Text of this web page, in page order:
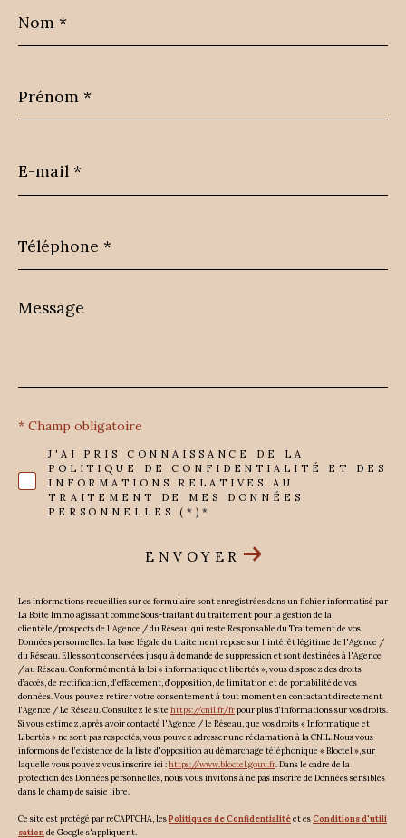
*
*
mail
*
*
Message
*
J'AI PRIS CONNAISSANCE DE LA
POLITIQUE DE CONFIDENTIALITÉ ET DES
INFORMATIONS RELATIVES AU
TRAITEMENT DE MES DONNÉES
PERSONNELLES (*)*
* Champ obligatoire
ENVOYER
Les informations recueillies sur ce formulaire sont enregistrées dans un fichier informatisé par
La Boite Immo agissant comme Sous-traitant du traitement pour la gestion de la
clientèle/prospects de l'Agence / du Réseau qui reste Responsable du Traitement de vos
Données personnelles. La base légale du traitement repose sur l'intérêt légitime de l'Agence /
du Réseau. Elles sont conservées jusqu'à demande de suppression et sont destinées à l'Agence
/ au Réseau. Conformément à la loi « informatique et libertés », vous disposez des droits
d’accès, de rectification, d’effacement, d’opposition, de limitation et de portabilité de vos
données. Vous pouvez retirer votre consentement à tout moment en contactant directement
l’Agence / Le Réseau. Consultez le site https://cnil.fr/frpour plus d’informations sur vos droits.
Si vous estimez, après avoir contacté l'Agence / le Réseau, que vos droits « Informatique et
Libertés » ne sont pas respectés, vous pouvez adresser une réclamation à la CNIL. Nous vous
informons de l’existence de la liste d'opposition au démarchage téléphonique « Bloctel », sur
laquelle vous pouvez vous inscrire ici :https://www.bloctel.gouv.fr . Dans le cadre de la
protection des Données personnelles, nous vous invitons à ne pas inscrire de Données sensibles
dans le champ de saisie libre.
Ce site est protégé par reCAPTCHA, lesPolitiques de Confidentialitéet esConditions d'utili
sation de Google s'appliquent.